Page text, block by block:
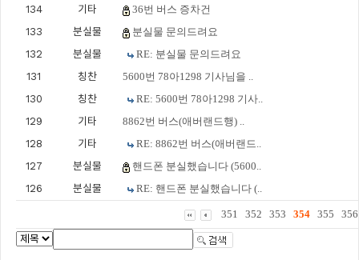
134
기타
36번 버스 증차건
133
분실물
분실물 문의드려요
132
분실물
RE: 분실물 문의드려요
131
칭찬
5600번 78아1298 기사님을 ..
130
칭찬
RE: 5600번 78아1298 기사..
129
기타
8862번 버스(애버랜드행) ..
128
기타
RE: 8862번 버스(애버랜드..
127
분실물
핸드폰 분실했습니다 (5600..
126
분실물 RE: 핸드폰 분실했습니다 (..
351 352 353 354 355 356